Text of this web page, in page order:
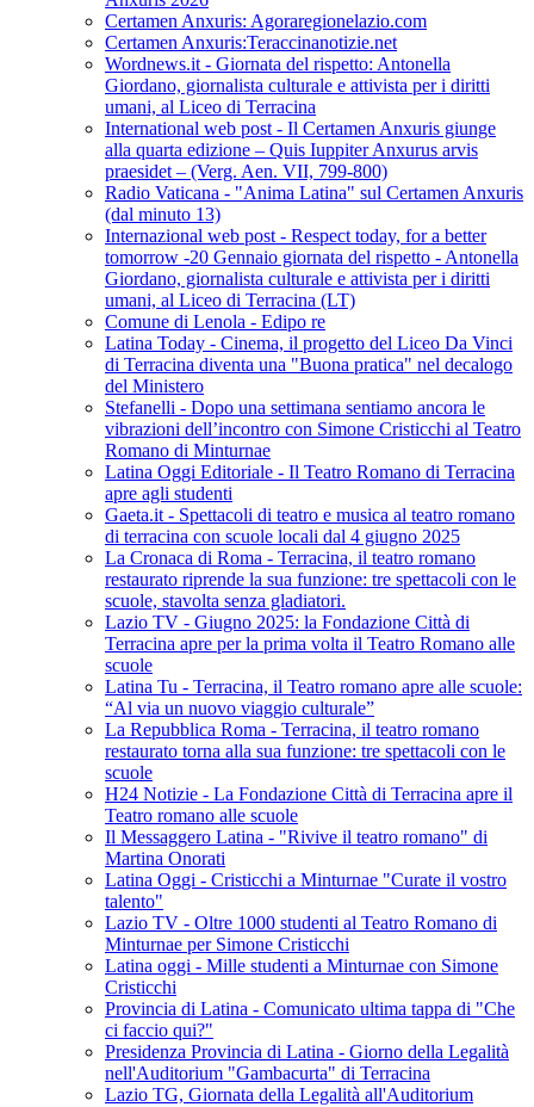
Certamen Anxuris: Agoraregionelazio.com
Certamen Anxuris:Teraccinanotizie.net
Wordnews.it - Giornata del rispetto: Antonella
Giordano, giornalista culturale e attivista per i diritti
umani, al Liceo di Terracina
International web post - Il Certamen Anxuris giunge
alla quarta edizione – Quis Iuppiter Anxurus arvis
praesidet – (Verg. Aen. VII, 799-800)
Radio Vaticana - "Anima Latina" sul Certamen Anxuris
(dal minuto 13)
Internazional web post - Respect today, for a better
tomorrow -20 Gennaio giornata del rispetto - Antonella
Giordano, giornalista culturale e attivista per i diritti
umani, al Liceo di Terracina (LT)
Comune di Lenola - Edipo re
Latina Today - Cinema, il progetto del Liceo Da Vinci
di Terracina diventa una "Buona pratica" nel decalogo
del Ministero
Stefanelli - Dopo una settimana sentiamo ancora le
vibrazioni dell’incontro con Simone Cristicchi al Teatro
Romano di Minturnae
Latina Oggi Editoriale - Il Teatro Romano di Terracina
apre agli studenti
Gaeta.it - Spettacoli di teatro e musica al teatro romano
di terracina con scuole locali dal 4 giugno 2025
La Cronaca di Roma - Terracina, il teatro romano
restaurato riprende la sua funzione: tre spettacoli con le
scuole, stavolta senza gladiatori.
Lazio TV - Giugno 2025: la Fondazione Città di
Terracina apre per la prima volta il Teatro Romano alle
scuole
Latina Tu - Terracina, il Teatro romano apre alle scuole:
“Al via un nuovo viaggio culturale”
La Repubblica Roma - Terracina, il teatro romano
restaurato torna alla sua funzione: tre spettacoli con le
scuole
H24 Notizie - La Fondazione Città di Terracina apre il
Teatro romano alle scuole
Il Messaggero Latina - "Rivive il teatro romano" di
Martina Onorati
Latina Oggi - Cristicchi a Minturnae "Curate il vostro
talento"
Lazio TV - Oltre 1000 studenti al Teatro Romano di
Minturnae per Simone Cristicchi
Latina oggi - Mille studenti a Minturnae con Simone
Cristicchi
Provincia di Latina - Comunicato ultima tappa di "Che
ci faccio qui?"
Presidenza Provincia di Latina - Giorno della Legalità
nell'Auditorium "Gambacurta" di Terracina
Lazio TG, Giornata della Legalità all'Auditorium